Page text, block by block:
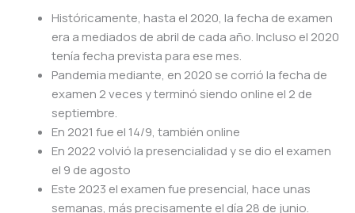
Históricamente, hasta el 2020, la fecha de examen
era a mediados de abril de cada año. Incluso el 2020
tenía fecha prevista para ese mes.
Pandemia mediante, en 2020 se corrió la fecha de
examen 2 veces y terminó siendo online el 2 de
septiembre.
En 2021 fue el 14/9, también online
En 2022 volvió la presencialidad y se dio el examen
el 9 de agosto
Este 2023 el examen fue presencial, hace unas
semanas, más precisamente el día 28 de junio.